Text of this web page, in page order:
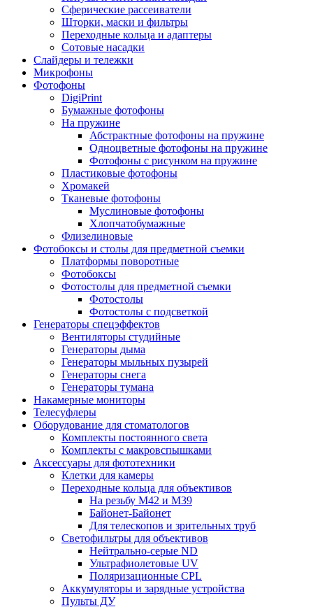
Сферические рассеиватели
Шторки, маски и фильтры
Переходные кольца и адаптеры
Сотовые насадки
Слайдеры и тележки
Микрофоны
Фотофоны
DigiPrint
Бумажные фотофоны
На пружине
Абстрактные фотофоны на пружине
Одноцветные фотофоны на пружине
Фотофоны с рисунком на пружине
Пластиковые фотофоны
Хромакей
Тканевые фотофоны
Муслиновые фотофоны
Хлопчатобумажные
Флизелиновые
Фотобоксы и столы для предметной съемки
Платформы поворотные
Фотобоксы
Фотостолы для предметной съемки
Фотостолы
Фотостолы с подсветкой
Генераторы спецэффектов
Вентиляторы студийные
Генераторы дыма
Генераторы мыльных пузырей
Генераторы снега
Генераторы тумана
Накамерные мониторы
Телесуфлеры
Оборудование для стоматологов
Комплекты постоянного света
Комплекты с макровспышками
Аксессуары для фототехники
Клетки для камеры
Переходные кольца для объективов
На резьбу М42 и М39
Байонет-Байонет
Для телескопов и зрительных труб
Светофильтры для объективов
Нейтрально-серые ND
Ультрафиолетовые UV
Поляризационные CPL
Аккумуляторы и зарядные устройства
Пульты ДУ